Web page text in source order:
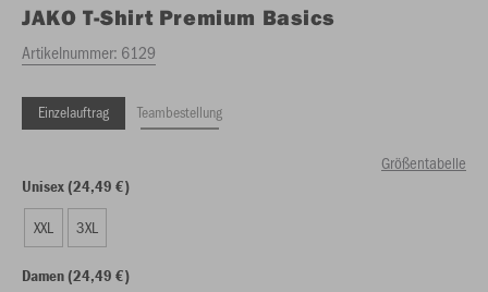
JAKO T-Shirt Premium Basics
Artikelnummer: 6129
Einzelauftrag Teambestellung
Größentabelle
Unisex (24,49 €)
XXL 3XL
Damen (24,49 €)